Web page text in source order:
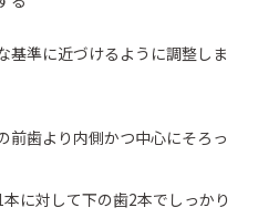
基準に近づけるように調整しま
前歯より内側かつ中心にそろっ
に対して下の歯2本でしっかり